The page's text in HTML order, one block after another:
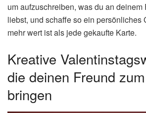
um aufzuschreiben, was du an deinem
liebst, und schaffe so ein persönliches
mehr wert ist als jede gekaufte Karte.
Kreative
die deinen Freund
bringen